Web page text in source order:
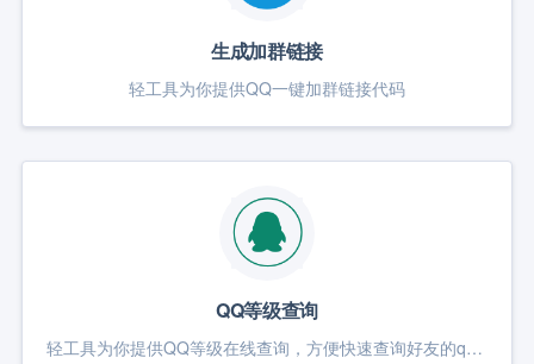
生成加群链接
轻工具为你提供QQ一键加群链接代码
QQ等级查询
轻工具为你提供QQ等级在线查询，方便快速查询好友的qq等级